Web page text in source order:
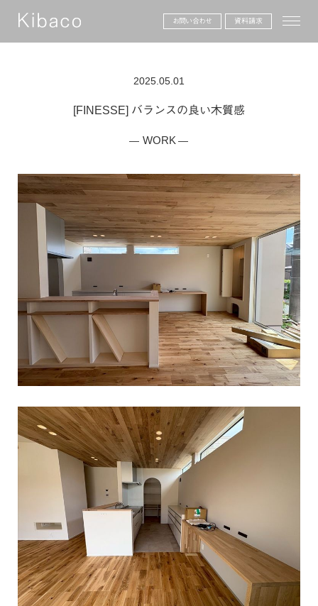
toggle
お問い合わせ 資料請求
2025.05.01
[FINESSE] バランスの良い木質感
WORK